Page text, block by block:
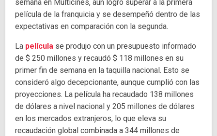
semana en Multicines, aún logró superar a la primera
película de la franquicia y se desempeñó dentro de las
expectativas en comparación con la segunda.
La película se produjo con un presupuesto informado
de $ 250 millones y recaudó $ 118 millones en su
primer fin de semana en la taquilla nacional. Esto se
consideró algo decepcionante, aunque cumplió con las
proyecciones. La película ha recaudado 138 millones
de dólares a nivel nacional y 205 millones de dólares
en los mercados extranjeros, lo que eleva su
recaudación global combinada a 344 millones de